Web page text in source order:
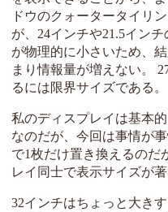
ドウのクォータータイリ
が、24インチや21.5イン
が物理的に小さいため、
まり情報量が増えない。
るには限界サイズである。
私のディスプレイは基本
なのだが、今回は事情が
で1枚だけ置き換えるのだ
レイ同士で表示サイズが
32インチはちょっと大き